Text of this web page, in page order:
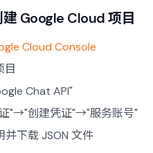
建 Google Cloud 项目
Cloud Console
目
Chat API"
"→"创建凭证"→"服务账号"
并下载 JSON 文件